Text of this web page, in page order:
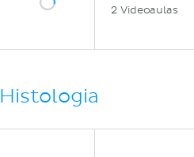
2 Videoaulas
Histologia